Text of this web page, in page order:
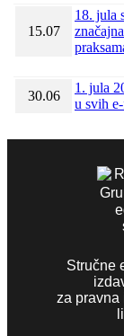
15.07
18. jula
30.06
1. jula
u svih
Stručne
za pravna